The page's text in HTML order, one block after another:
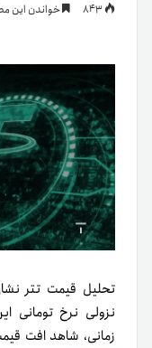
خواندن این مطلب 1 دقیقه
تحلیل قیمت تتر
نزولی نرخ تومانی
زمانی، شاهد افت قیمت ۵/۴ درصدی تتر در بازار ایران